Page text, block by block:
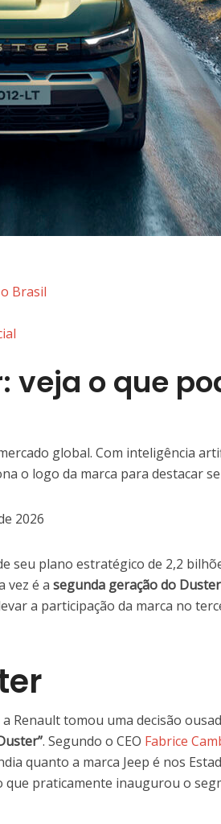
Brasil
veja o que
global. Com inteligência
o logo da marca para destacar
2026
seu plano estratégico de 2,2
vez é a segunda geração do
a participação da marca no
Renault tomou uma decisão
. Segundo o CEO Fabrice
quanto a marca Jeep é nos
praticamente inaugurou o